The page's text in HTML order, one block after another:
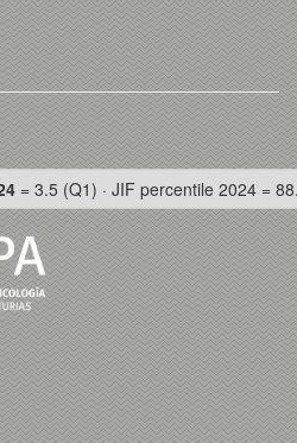
= 3.5 (Q1) · JIF percentile 2024 =